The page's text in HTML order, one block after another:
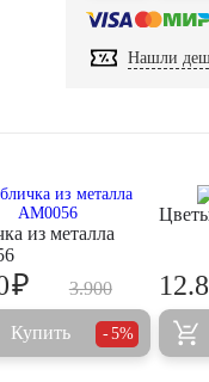
Нашли
из металла
3.900
₽
Купить 5%